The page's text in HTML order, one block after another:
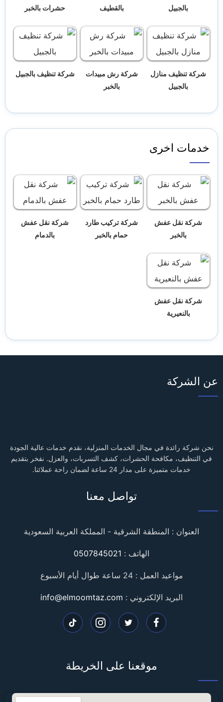
بالجبيل
بالقطيف
حشرات بالخبر
شركة تنظيف منازل
بالجبيل
شركة رش مبيدات
بالخبر
شركة تنظيف بالجبيل
خدمات اخرى
شركة نقل عفش
بالخبر
شركة تركيب طارد
حمام بالخبر
شركة نقل عفش
بالدمام
شركة نقل عفش
بالنعيرية
عن الشركة
نحن شركة رائدة في مجال الخدمات المنزلية، نقدم خدمات عالية الجودة
في التنظيف، مكافحة الحشرات، كشف التسربات، والعزل. نفخر بتقديم
خدمات متميزة على مدار 24 ساعة لضمان راحة عملائنا.
تواصل معنا
العنوان : المنطقة الشرقية - المملكة العربية السعودية
الهاتف : 0507845021
مواعيد العمل : 24 ساعة طوال أيام الأسبوع
البريد الإلكتروني : info@elmoomtaz.com
تابعنا
فيسبوك
تابعنا
تويتر
تابعنا
انستغرام
تابعنا
تيك
توك
موقعنا على الخريطة